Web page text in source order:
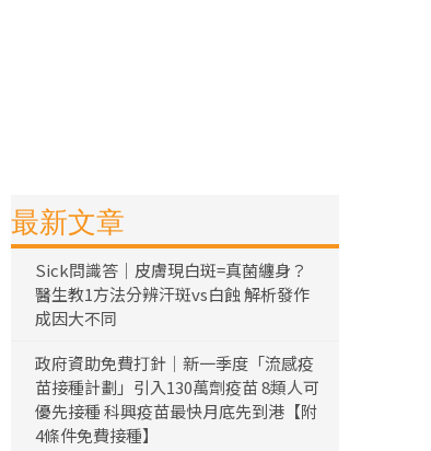
最新文章
Sick問識答｜皮膚現白斑=真菌纏身？
醫生教1方法分辨汗斑vs白蝕 解析發作
成因大不同
政府資助免費打針｜新一季度「流感疫
苗接種計劃」引入130萬劑疫苗 8類人可
優先接種 科興疫苗最快月底先到港【附
4條件免費接種】